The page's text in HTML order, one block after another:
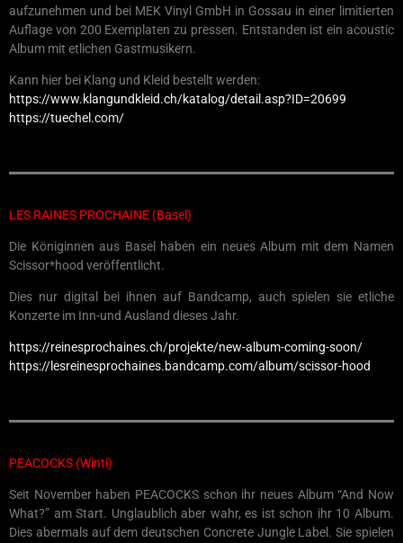
aufzunehmen und bei MEK Vinyl GmbH in Gossau in einer limitierten
Auflage von 200 Exemplaten zu pressen. Entstanden ist ein acoustic
Album mit etlichen Gastmusikern.
Kann hier bei Klang und Kleid bestellt werden:
https://www.klangundkleid.ch/katalog/detail.asp?ID=20699
https://tuechel.com/
LES RAINES PROCHAINE (Basel)
Die Königinnen aus Basel haben ein neues Album mit dem Namen
Scissor*hood veröffentlicht.
Dies nur digital bei ihnen auf Bandcamp, auch spielen sie etliche
Konzerte im Inn-und Ausland dieses Jahr.
https://reinesprochaines.ch/projekte/new-album-coming-soon/
https://lesreinesprochaines.bandcamp.com/album/scissor-hood
PEACOCKS (Winti)
Seit November haben PEACOCKS schon ihr neues Album “And Now
What?” am Start. Unglaublich aber wahr, es ist schon ihr 10 Album.
Dies abermals auf dem deutschen Concrete Jungle Label. Sie spielen